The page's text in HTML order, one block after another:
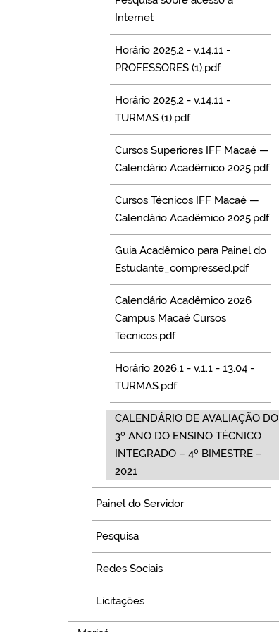
Internet
Horário 2025.2 - v.14.11 -
PROFESSORES (1).pdf
Horário 2025.2 - v.14.11 -
TURMAS (1).pdf
Cursos Superiores IFF Macaé —
Calendário Acadêmico 2025.pdf
Cursos Técnicos IFF Macaé —
Calendário Acadêmico 2025.pdf
Guia Acadêmico para Painel do
Estudante_compressed.pdf
Calendário Acadêmico 2026
Campus Macaé Cursos
Técnicos.pdf
Horário 2026.1 - v.1.1 - 13.04 -
TURMAS.pdf
CALENDÁRIO DE AVALIAÇÃO DO
3º ANO DO ENSINO TÉCNICO
INTEGRADO – 4º BIMESTRE –
2021
Painel do Servidor
Pesquisa
Redes Sociais
Licitações